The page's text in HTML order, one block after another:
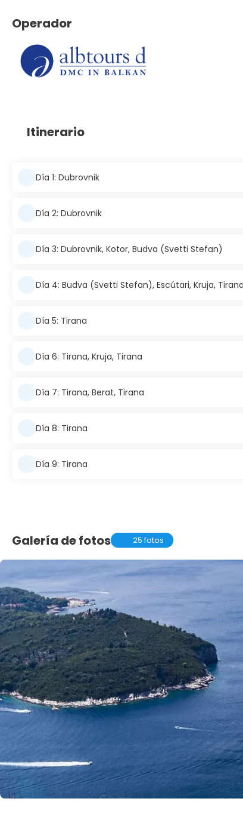
Operador
Itinerario
Día 1: Dubrovnik
Día 2: Dubrovnik
Día 3: Dubrovnik, Kotor, Budva (Svetti Stefan)
Día 4: Budva (Svetti Stefan), Escútari, Kruja, Tirana
Día 5: Tirana
Día 6: Tirana, Kruja, Tirana
Día 7: Tirana, Berat, Tirana
Día 8: Tirana
Día 9: Tirana
Galería de fotos 25 fotos